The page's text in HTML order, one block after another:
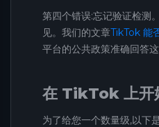
第四个错误:忘记验证检测
见。我们的文章TikTok 能
平台的公共政策准确回答这
在 TikTok 上开
为了给您一个数量级,以下